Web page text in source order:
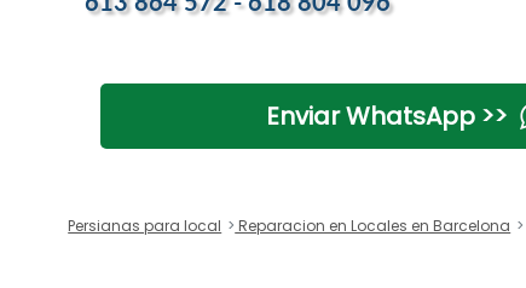
Enviar WhatsApp >>
Persianas para local Reparacion en Locales en Barcelona